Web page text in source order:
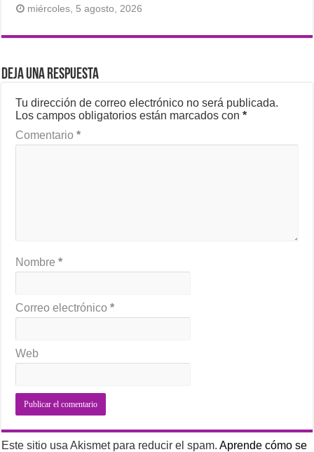
miércoles, 5 agosto, 2026
Deja una respuesta
Tu dirección de correo electrónico no será publicada.
Los campos obligatorios están marcados con*
Comentario*
Nombre*
Correo electrónico*
Web
Este sitio usa Akismet para reducir el spam.Aprende cómo se